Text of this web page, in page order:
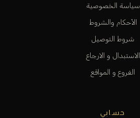
سياسة الخصوصية
الأحكام والشروط
شروط التوصيل
الاستبدال و الارجاع
الفروع و المواقع
حسابي